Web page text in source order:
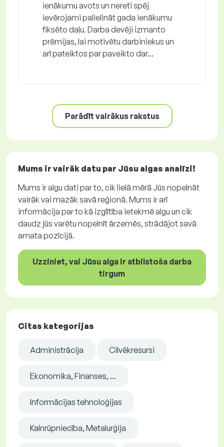
ienākumu avots un nereti spēj
ievērojami palielināt gada ienākumu
fiksēto daļu. Darba devēji izmanto
prēmijas, lai motivētu darbiniekus un
arī pateiktos par paveikto dar...
Parādīt vairākus rakstus
Mums ir vairāk datu par Jūsu algas analīzi!
Mums ir algu dati par to, cik lielā mērā Jūs nopelnāt
vairāk vai mazāk savā reģionā. Mums ir arī
informācija par to kā izglītība ietekmē algu un cik
daudz jūs varētu nopelnīt ārzemēs, strādājot savā
amata pozīcijā.
Uzziniet, vai Jūsu alga ir atbilstoša darba
tirgum
Citas kategorijas
Administrācija Cilvēkresursi
Ekonomika, Finanses, ...
Informācijas tehnoloģijas
Kalnrūpniecība, Metalurģija